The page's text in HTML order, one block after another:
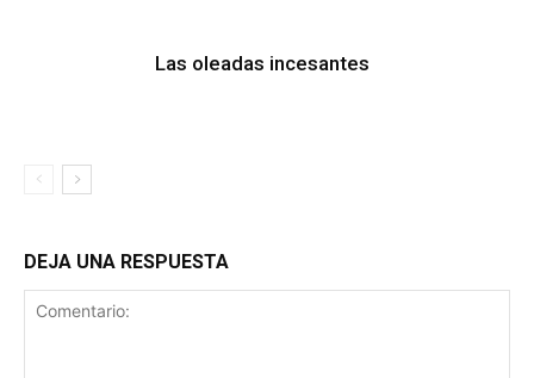
Las oleadas incesantes
DEJA UNA RESPUESTA